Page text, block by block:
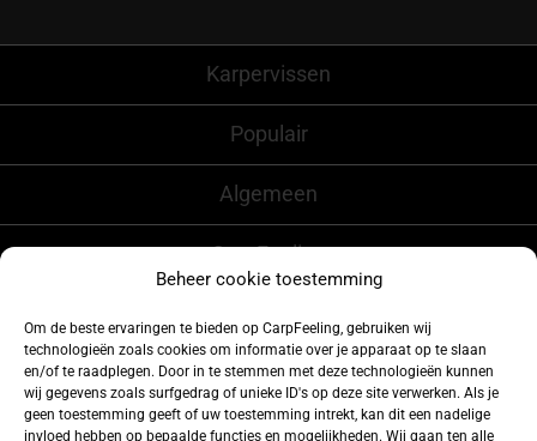
Beheer cookie toestemming
Om de beste ervaringen te bieden op CarpFeeling, gebruiken wij
technologieën zoals cookies om informatie over je apparaat op te slaan
en/of te raadplegen. Door in te stemmen met deze technologieën kunnen
wij gegevens zoals surfgedrag of unieke ID's op deze site verwerken. Als je
geen toestemming geeft of uw toestemming intrekt, kan dit een nadelige
invloed hebben op bepaalde functies en mogelijkheden. Wij gaan ten alle
Karpervissen
Populair
Algemeen
CarpFeeling
Volg ons ook op